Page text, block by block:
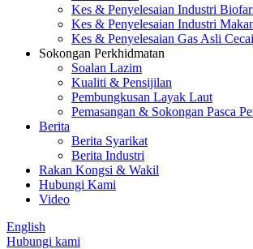
Kes & Penyelesaian Industri
Kes & Penyelesaian Industri
Kes & Penyelesaian Gas Asli
Sokongan Perkhidmatan
Soalan Lazim
Kualiti & Pensijilan
Pembungkusan Layak Laut
Pemasangan & Sokongan Pasca
Berita
Berita Syarikat
Berita Industri
Rakan Kongsi & Wakil
Hubungi Kami
Video
English
Hubungi kami